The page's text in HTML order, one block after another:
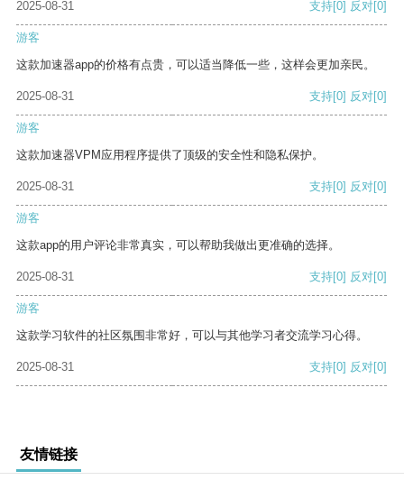
2025-08-31
支持[0] 反对[0]
游客
这款加速器app的价格有点贵，可以适当降低一些，这样会更加亲民。
2025-08-31 支持[0] 反对[0]
游客
这款加速器VPM应用程序提供了顶级的安全性和隐私保护。
2025-08-31 支持[0] 反对[0]
游客
这款app的用户评论非常真实，可以帮助我做出更准确的选择。
2025-08-31 支持[0] 反对[0]
游客
这款学习软件的社区氛围非常好，可以与其他学习者交流学习心得。
2025-08-31 支持[0] 反对[0]
友情链接